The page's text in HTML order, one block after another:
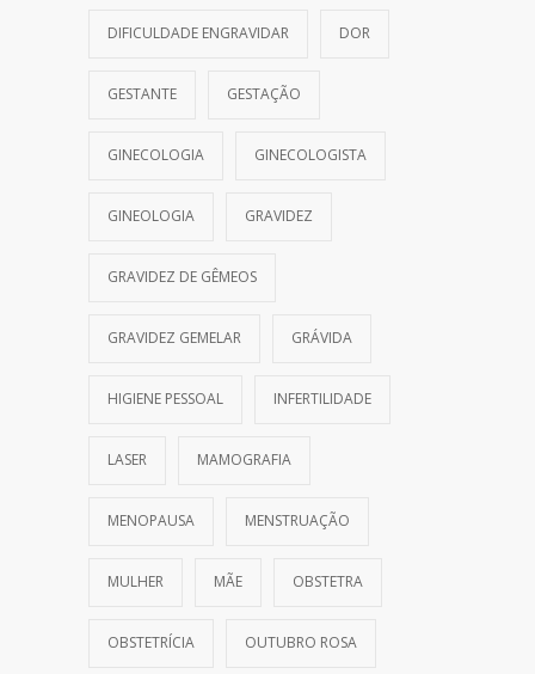
DIFICULDADE ENGRAVIDAR DOR
GESTANTE GESTAÇÃO
GINECOLOGIA GINECOLOGISTA
GINEOLOGIA GRAVIDEZ
GRAVIDEZ DE GÊMEOS
GRAVIDEZ GEMELAR GRÁVIDA
HIGIENE PESSOAL INFERTILIDADE
LASER MAMOGRAFIA
MENOPAUSA MENSTRUAÇÃO
MULHER MÃE OBSTETRA
OBSTETRÍCIA OUTUBRO ROSA